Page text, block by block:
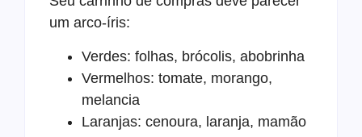
um arco-íris:
Verdes: folhas, brócolis, abobrinha
Vermelhos: tomate, morango,
melancia
Laranjas: cenoura, laranja, mamão